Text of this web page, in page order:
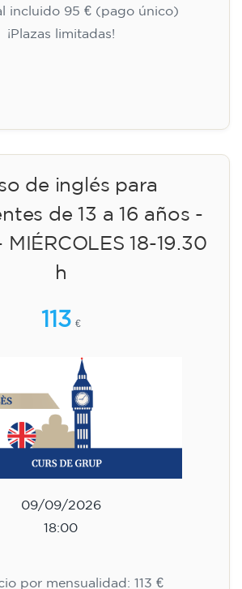
incluido 95 € (pago único)
¡Plazas limitadas!
de inglés para
de 13 a 16 años -
18-19.30
h
113 €
09/09/2026
18:00
por mensualidad: 113 €